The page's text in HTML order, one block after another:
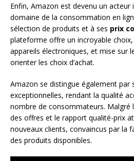
Enfin, Amazon est devenu un acteur
domaine de la consommation en
sélection de produits et à ses prix
plateforme offre un incroyable
appareils électroniques, et mise sur
orienter les choix d’achat.
Amazon se distingue également
exceptionnelles, rendant la qualité
nombre de consommateurs. Malgré
des offres et le rapport qualité-prix
nouveaux clients, convaincus par la
des produits disponibles.